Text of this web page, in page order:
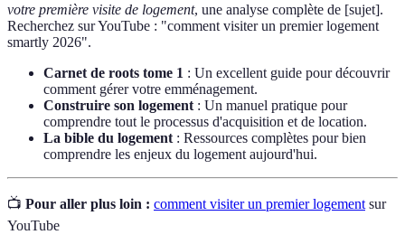
votre première visite de logement, une analyse complète de [sujet].
Recherchez sur YouTube : "comment visiter un premier logement
smartly 2026".
Carnet de roots tome 1 : Un excellent guide pour découvrir
comment gérer votre emménagement.
Construire son logement : Un manuel pratique pour
comprendre tout le processus d'acquisition et de location.
La bible du logement : Ressources complètes pour bien
comprendre les enjeux du logement aujourd'hui.
📺 Pour aller plus loin : comment visiter un premier logement sur
YouTube